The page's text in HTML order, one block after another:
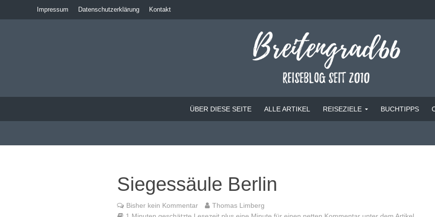
Impressum Datenschutzerklärung Kontakt
ÜBER DIESE SEITE ALLE ARTIKEL REISEZIELE BUCHTIPPS
Siegessäule Berlin
Bisher kein Kommentar
Thomas Limberg